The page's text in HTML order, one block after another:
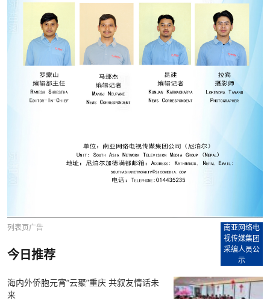
列表页广告
南亚网络电
视传媒集团
采编人员公
示
今日推荐
海内外侨胞元宵“云聚”重庆 共叙友情话未
来